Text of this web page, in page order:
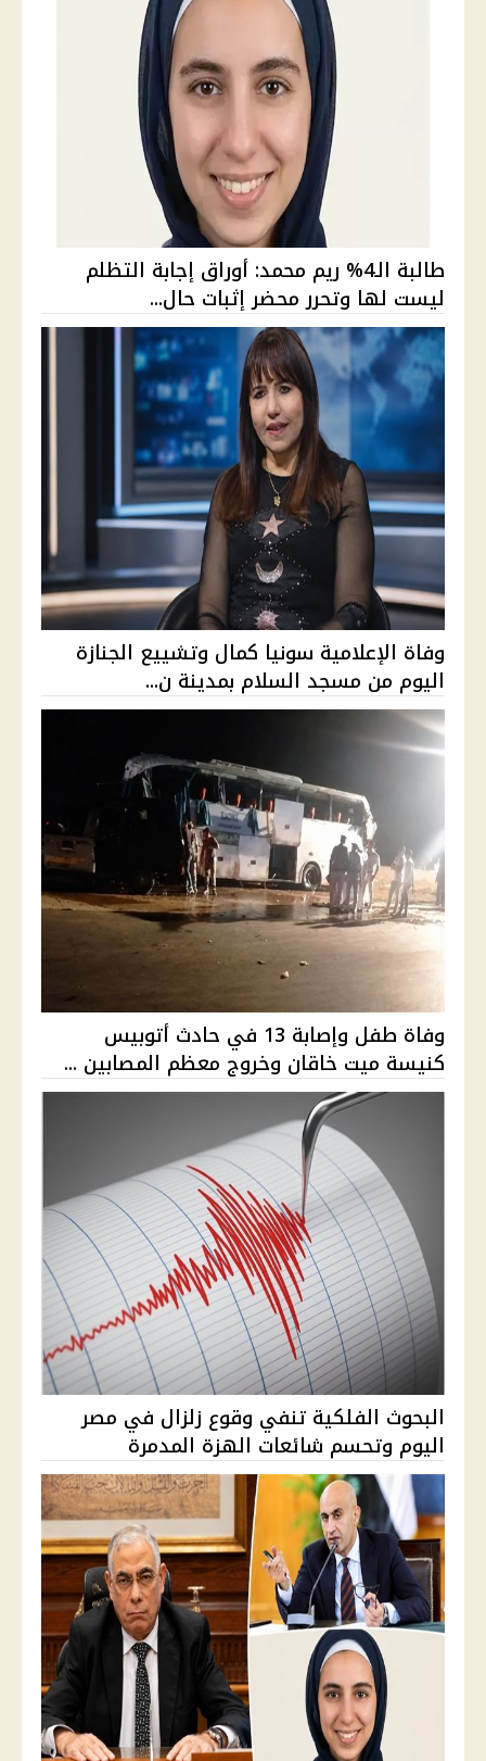
طالبة الـ4% ريم محمد: أوراق إجابة التظلم
ليست لها وتحرر محضر إثبات حال...
وفاة الإعلامية سونيا كمال وتشييع الجنازة
اليوم من مسجد السلام بمدينة ن...
وفاة طفل وإصابة 13 في حادث أتوبيس
كنيسة ميت خاقان وخروج معظم المصابين ...
البحوث الفلكية تنفي وقوع زلزال في مصر
اليوم وتحسم شائعات الهزة المدمرة